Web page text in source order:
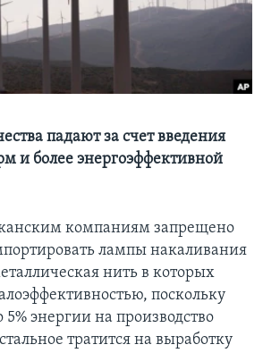
падают за счет введения
и более энергоэффективной
компаниям запрещено
лампы накаливания
нить в которых
поскольку
5% энергии на производство
тратится на выработку